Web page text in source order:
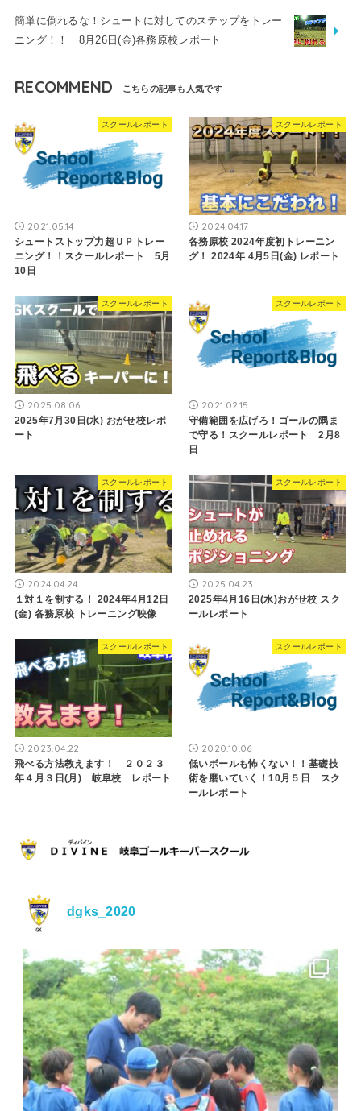
簡単に倒れるな！シュートに対してのステップをトレー
ニング！！ 8月26日(金)各務原校レポート
RECOMMEND
スクールレポート
2021.05.14
シュートストップ力超ＵＰトレー
ニング！！スクールレポート 5月
10日
スクールレポート
2024.04.17
各務原校 2024年度初トレーニン
グ！ 2024年 4月5日(金) レポート
スクールレポート
2025.08.06
2025年7月30日(水) おがせ校レポ
ート
スクールレポート
2021.02.15
守備範囲を広げろ！ゴールの隅ま
で守る！スクールレポート 2月8
日
スクールレポート
2024.04.24
１対１を制する！ 2024年4月12日
(金) 各務原校 トレーニング映像
スクールレポート
2025.04.23
2025年4月16日(水)おがせ校 スク
ールレポート
スクールレポート
2023.04.22
飛べる方法教えます！ ２０２３
年４月３日(月) 岐阜校 レポート
スクールレポート
2020.10.06
低いボールも怖くない！！基礎技
術を磨いていく！10月５日 スク
ールレポート
dgks_2020